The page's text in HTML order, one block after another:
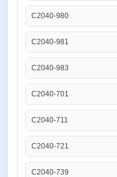
C2040-980
C2040-981
C2040-983
C2040-701
C2040-711
C2040-721
C2040-739